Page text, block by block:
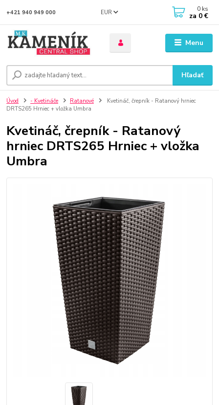
Menu
EUR
Hľadať
+421 940 949 000 0 ks
za 0 €
Úvod - Kvetináče Ratanové
Kvetináč, črepník - Ratanový hrniec
DRTS265 Hrniec + vložka Umbra
Kvetináč, črepník - Ratanový
hrniec DRTS265 Hrniec + vložka
Umbra